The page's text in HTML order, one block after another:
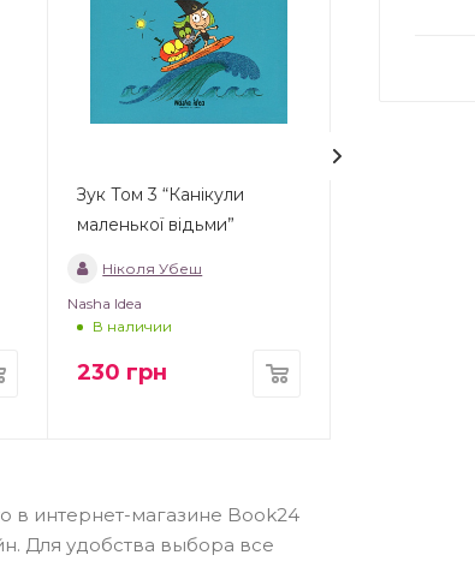
Зук Том 3 “Канікули
маленької відьми”
Ніколя Убеш
Nasha Idea
В наличии
230 грн
в интернет-магазине Book24
Для удобства выбора все